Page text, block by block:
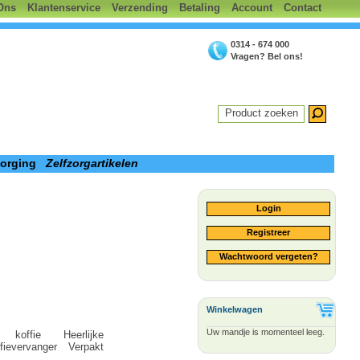
Klantenservice Verzending Betaling Account Contact
0314 - 674 000
Vragen? Bel ons!
Product zoeken
Zelfzorgartikelen
Login
Registreer
Wachtwoord vergeten?
Winkelwagen
Uw mandje is momenteel leeg.
koffie Heerlijke
Verpakt